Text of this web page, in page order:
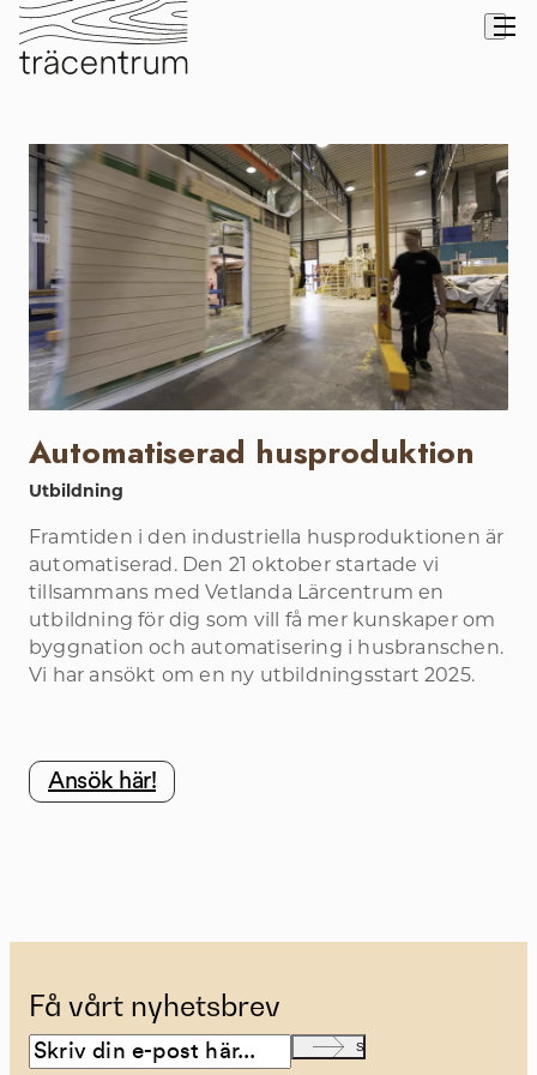
Automatiserad husproduktion
Utbildning
Framtiden i den industriella husproduktionen är
automatiserad. Den 21 oktober startade vi
tillsammans med Vetlanda Lärcentrum en
utbildning för dig som vill få mer kunskaper om
byggnation och automatisering i husbranschen.
Vi har ansökt om en ny utbildningsstart 2025.
Ansök här!
Få vårt nyhetsbrev